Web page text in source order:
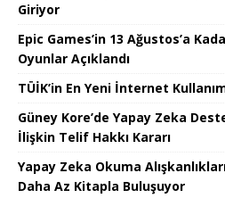
Giriyor
Epic Games’in 13 Ağustos’a
Oyunlar Açıklandı
TÜİK’in En Yeni İnternet
Güney Kore’de Yapay Zeka
İlişkin Telif Hakkı Kararı
Yapay Zeka Okuma
Daha Az Kitapla Buluşuyor